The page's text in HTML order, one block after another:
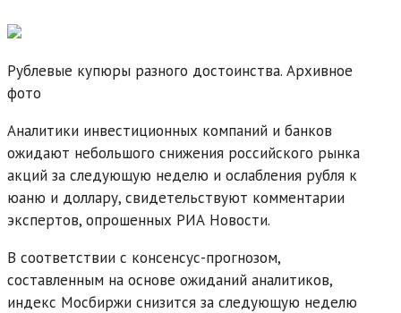
Рублевые купюры разного достоинства. Архивное
фото
Аналитики инвестиционных компаний и банков
ожидают небольшого снижения российского рынка
акций за следующую неделю и ослабления рубля к
юаню и доллару, свидетельствуют комментарии
экспертов, опрошенных РИА Новости.
В соответствии с консенсус-прогнозом,
составленным на основе ожиданий аналитиков,
индекс Мосбиржи снизится за следующую неделю